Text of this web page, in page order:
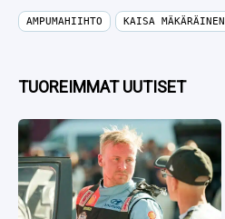
AMPUMAHIIHTO KAISA MÄKÄRÄINEN
TUOREIMMAT UUTISET